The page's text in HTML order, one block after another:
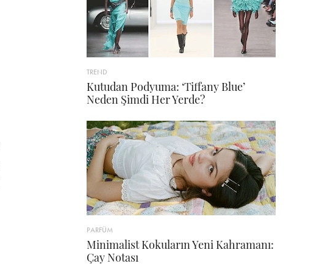
TREND
Kutudan Podyuma: ‘Tiffany Blue’
Neden Şimdi Her Yerde?
PARFÜM
Minimalist Kokuların Yeni Kahramanı:
Çay Notası